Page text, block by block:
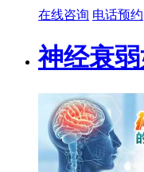
在线咨询 电话预约
神经衰